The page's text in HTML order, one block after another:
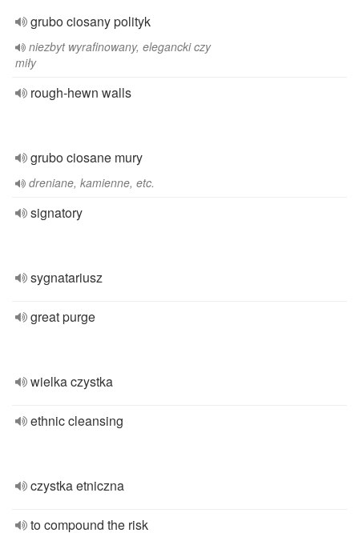
grubo ciosany polityk
niezbyt wyrafinowany, elegancki czy
miły
rough-hewn walls
grubo ciosane mury
dreniane, kamienne, etc.
signatory
sygnatariusz
great purge
wielka czystka
ethnic cleansing
czystka etniczna
to compound the risk